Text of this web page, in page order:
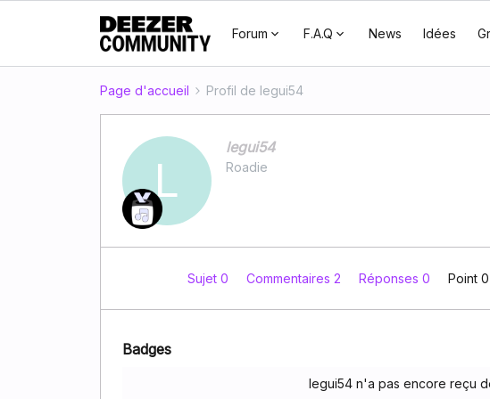
Forum F.A.Q News Idées
Page d'accueil Profil de legui54
L
legui54
Roadie
Sujet 0 Commentaires 2 Réponses 0 Point 0
Badges
legui54 n'a pas encore reçu